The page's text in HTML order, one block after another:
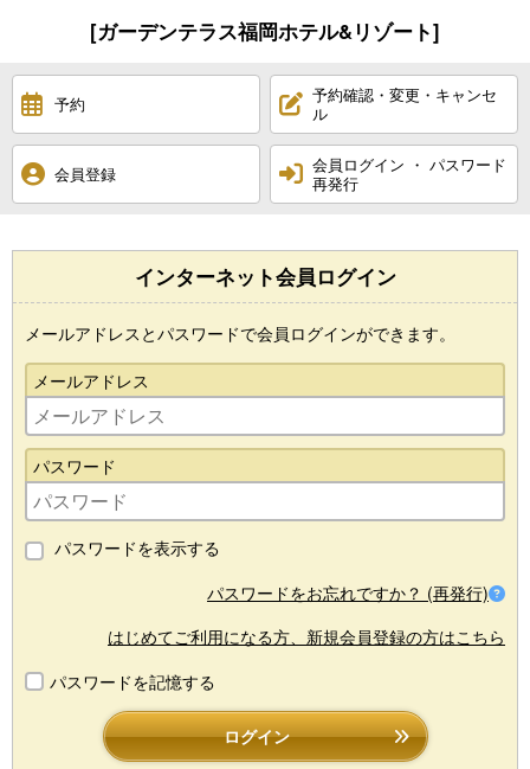
[ガーデンテラス福岡ホテル&リゾート]
予約
予約確認・変更・キャンセ
ル
会員登録
会員ログイン ・ パスワード
再発行
インターネット会員ログイン
メールアドレスとパスワードで会員ログインができます。
メールアドレス
パスワード
パスワードを表示する
パスワードをお忘れですか？ (再発行)
はじめてご利用になる方、新規会員登録の方はこちら
パスワードを記憶する
ログイン